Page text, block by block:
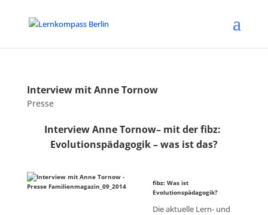
Interview mit Anne Tornow
Presse
Interview Anne Tornow– mit der fibz:
Evolutionspädagogik – was ist das?
fibz: Was ist
Evolutionspädagogik?
Die aktuelle Lern- und